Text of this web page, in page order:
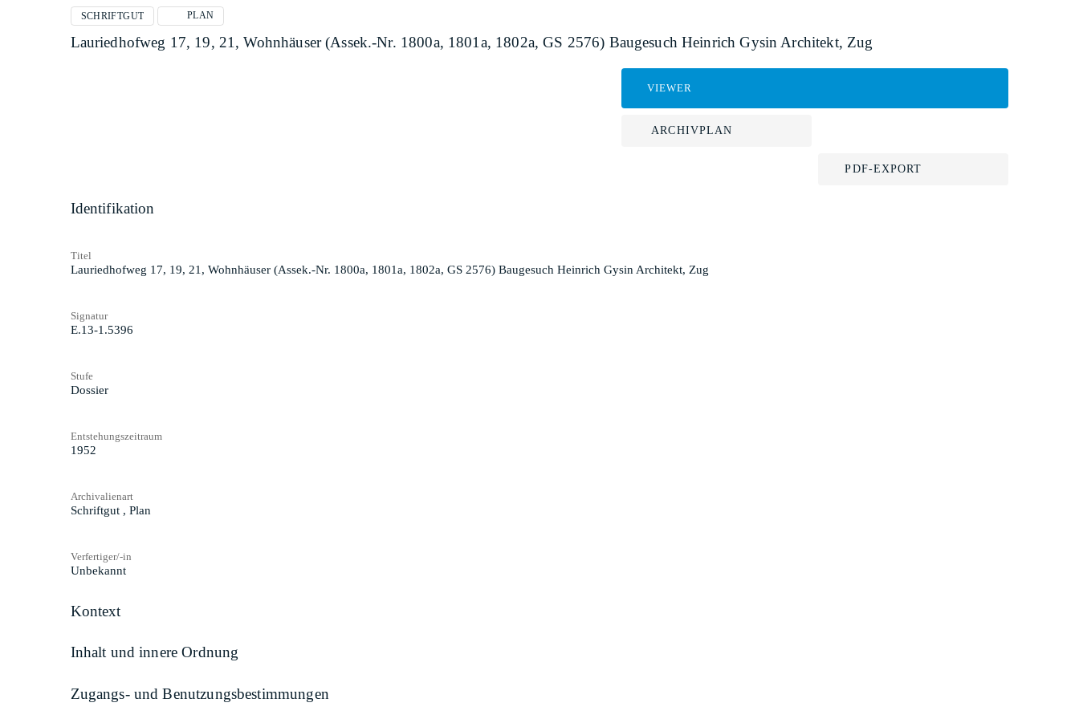
SCHRIFTGUT PLAN
Lauriedhofweg 17, 19, 21, Wohnhäuser (Assek.-Nr. 1800a, 1801a, 1802a, GS 2576) Baugesuch Heinrich Gysin Architekt, Zug
VIEWER
ARCHIVPLAN
PDF-EXPORT
Identifikation
Titel
Lauriedhofweg 17, 19, 21, Wohnhäuser (Assek.-Nr. 1800a, 1801a, 1802a, GS 2576) Baugesuch Heinrich Gysin Architekt, Zug
Signatur
E.13-1.5396
Stufe
Dossier
Entstehungszeitraum
1952
Archivalienart
Schriftgut , Plan
Verfertiger/-in
Unbekannt
Kontext
Inhalt und innere Ordnung
Zugangs- und Benutzungsbestimmungen